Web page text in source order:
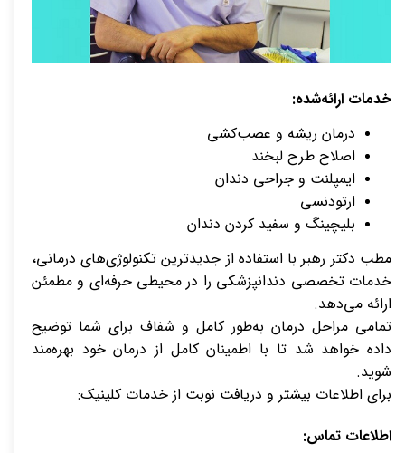
خدمات ارائه‌شده:
درمان ریشه و عصب‌کشی
اصلاح طرح لبخند
ایمپلنت و جراحی دندان
ارتودنسی
بلیچینگ و سفید کردن دندان
مطب دکتر رهبر با استفاده از جدیدترین تکنولوژی‌های درمانی،
خدمات تخصصی دندانپزشکی را در محیطی حرفه‌ای و مطمئن
ارائه می‌دهد.
تمامی مراحل درمان به‌طور کامل و شفاف برای شما توضیح
داده خواهد شد تا با اطمینان کامل از درمان خود بهره‌مند
شوید.
برای اطلاعات بیشتر و دریافت نوبت از خدمات کلینیک:
اطلاعات تماس: